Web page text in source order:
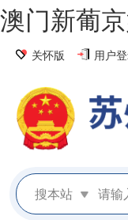
澳门新葡
关怀版 用户
搜本站